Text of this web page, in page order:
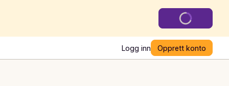
Logg inn Opprett konto